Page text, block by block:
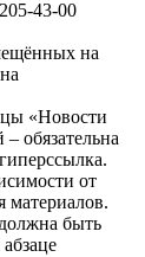
43-00
на
«Новости
обязательна
от
материалов.
быть